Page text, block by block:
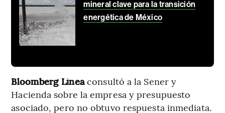
mineral clave para la transición
energética de México
Bloomberg Líneaconsultó a la Sener y
Hacienda sobre la empresa y presupuesto
asociado, pero no obtuvo respuesta inmediata.